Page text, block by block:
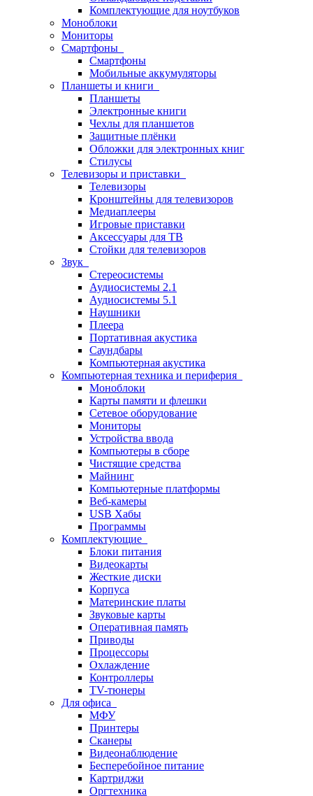
Комплектующие для ноутбуков
Моноблоки
Мониторы
Смартфоны
Смартфоны
Мобильные аккумуляторы
Планшеты и книги
Планшеты
Электронные книги
Чехлы для планшетов
Защитные плёнки
Обложки для электронных книг
Стилусы
Телевизоры и приставки
Телевизоры
Кронштейны для телевизоров
Медиаплееры
Игровые приставки
Аксессуары для ТВ
Стойки для телевизоров
Звук
Стереосистемы
Аудиосистемы 2.1
Аудиосистемы 5.1
Наушники
Плеера
Портативная акустика
Саундбары
Компьютерная акустика
Компьютерная техника и периферия
Моноблоки
Карты памяти и флешки
Сетевое оборудование
Мониторы
Устройства ввода
Компьютеры в сборе
Чистящие средства
Майнинг
Компьютерные платформы
Веб-камеры
USB Хабы
Программы
Комплектующие
Блоки питания
Видеокарты
Жесткие диски
Корпуса
Материнские платы
Звуковые карты
Оперативная память
Приводы
Процессоры
Охлаждение
Контроллеры
TV-тюнеры
Для офиса
МФУ
Принтеры
Сканеры
Видеонаблюдение
Бесперебойное питание
Картриджи
Оргтехника